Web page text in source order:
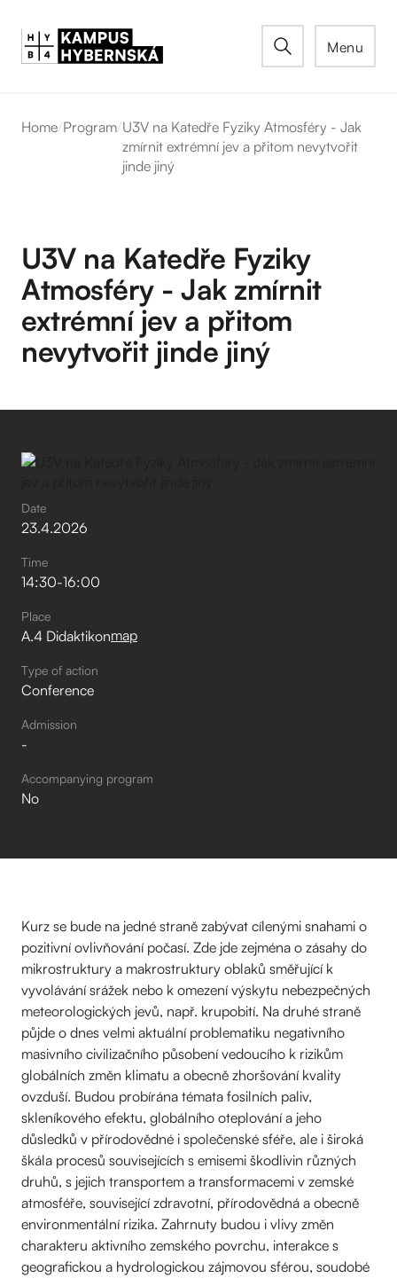
Menu
Home/Program/U3V na Katedře Fyziky Atmosféry - Jak
zmírnit extrémní jev a přitom nevytvořit
jinde jiný
U3V na Katedře Fyziky
Atmosféry - Jak zmírnit
extrémní jev a přitom
nevytvořit jinde jiný
Date
23.4.2026
Time
14:30-16:00
Place
A.4 Didaktikonmap
Type of action
Conference
Admission
-
Accompanying program
No
Kurz se bude na jedné straně zabývat cílenými snahami o
pozitivní ovlivňování počasí. Zde jde zejména o zásahy do
mikrostruktury a makrostruktury oblaků směřující k
vyvolávání srážek nebo k omezení výskytu nebezpečných
meteorologických jevů, např. krupobití. Na druhé straně
půjde o dnes velmi aktuální problematiku negativního
masivního civilizačního působení vedoucího k rizikům
globálních změn klimatu a obecně zhoršování kvality
ovzduší. Budou probírána témata fosilních paliv,
skleníkového efektu, globálního oteplování a jeho
důsledků v přírodovědné i společenské sféře, ale i široká
škála procesů souvisejících s emisemi škodlivin různých
druhů, s jejich transportem a transformacemi v zemské
atmosféře, související zdravotní, přírodovědná a obecně
environmentální rizika. Zahrnuty budou i vlivy změn
charakteru aktivního zemského povrchu, interakce s
geografickou a hydrologickou zájmovou sférou, soudobé